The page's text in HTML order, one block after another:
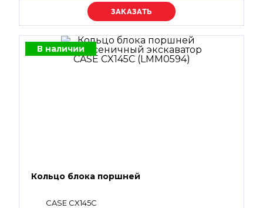
Уточняйте цену
В наличии
Кольцо блока поршней
CASE CX145C